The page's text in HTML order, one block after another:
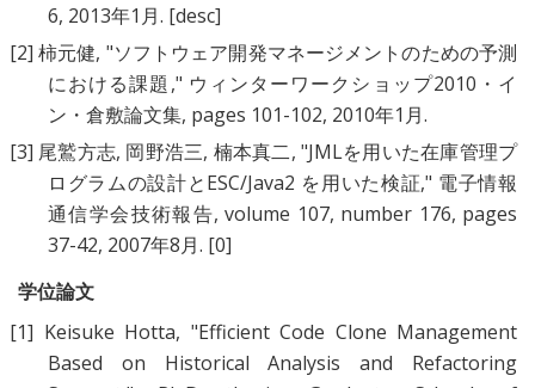
6, 2013年1月. [desc]
[2] 柿元健, "ソフトウェア開発マネージメントのための予測
における課題," ウィンターワークショップ2010・イ
ン・倉敷論文集, pages 101-102, 2010年1月.
[3] 尾鷲方志, 岡野浩三, 楠本真二, "JMLを用いた在庫管理プ
ログラムの設計とESC/Java2 を用いた検証," 電子情報
通信学会技術報告, volume 107, number 176, pages
37-42, 2007年8月. [0]
学位論文
[1] Keisuke Hotta, "Efficient Code Clone Management
Based on Historical Analysis and Refactoring